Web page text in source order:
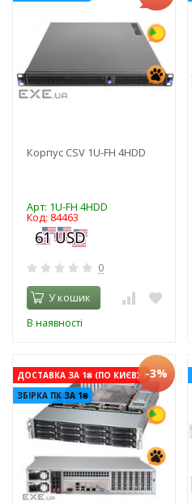
Корпус CSV 1U-FH 4HDD
Арт: 1U-FH 4HDD
Код: 84463
0
У кошик
В наявності
ДОСТАВКА ЗА 1₴ (ПО КИЄВУ)
ЗБІРКА ПК ЗА 1₴
-3%